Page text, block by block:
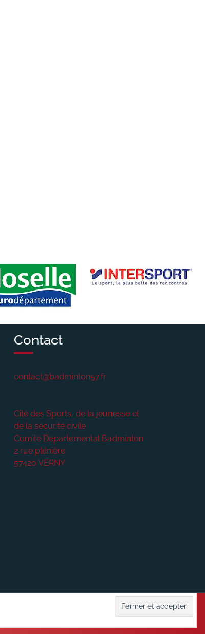
Contact
contact@badminton57.fr
Cité des Sports, de la jeunesse et
de la sécurité civile
Comité Départemental Badminton
2 rue plénière
57420 VERNY